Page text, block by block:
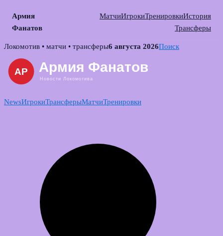
Армия
Фанатов
МатчиИгрокиТренировкиИстория
Трансферы
Skip
content
Локомотив • матчи • трансферы6 августа 2026Поиск
NewsИгрокиТрансферыМатчиТренировки